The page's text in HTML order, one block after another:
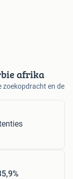
afrika
zoekopdracht en de